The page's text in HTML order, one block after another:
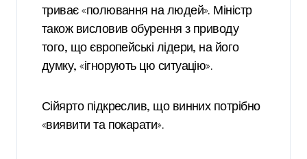
триває «полювання на людей». Міністр
також висловив обурення з приводу
того, що європейські лідери, на його
думку, «ігнорують цю ситуацію».
Сійярто підкреслив, що винних потрібно
«виявити та покарати».